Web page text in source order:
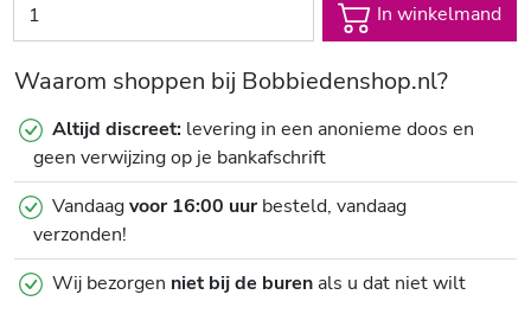
In winkelmand
Waarom shoppen bij Bobbiedenshop.nl?
Altijd discreet: levering in een anonieme doos en
geen verwijzing op je bankafschrift
Vandaagvoor 16:00 uurbesteld, vandaag
verzonden!
Wij bezorgen niet bij de burenals u dat niet wilt